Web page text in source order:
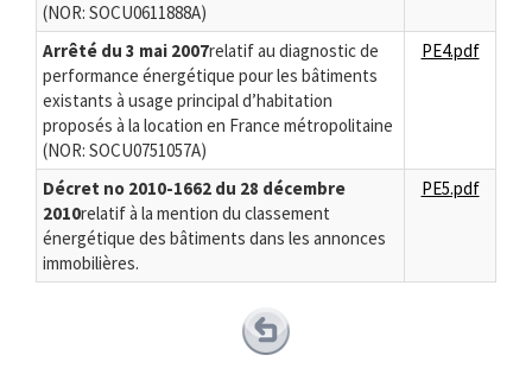
(NOR: SOCU0611888A)
Arrêté du 3 mai 2007relatif au diagnostic de
performance énergétique pour les bâtiments
existants à usage principal d’habitation
proposés à la location en France métropolitaine
(NOR: SOCU0751057A)
PE4.pdf
Décret no 2010-1662 du 28 décembre
2010relatif à la mention du classement
énergétique des bâtiments dans les annonces
immobilières.
PE5.pdf